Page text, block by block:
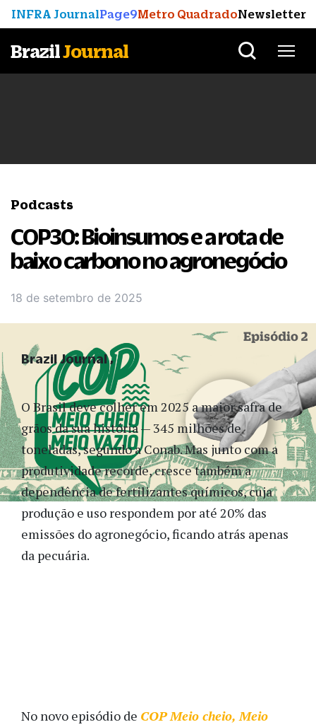
INFRA JournalPage9Metro QuadradoNewsletter
BrazilJournal
Podcasts
COP30: Bioinsumos e a rota de
baixo carbono no agronegócio
18 de setembro de 2025
O Brasil deve colher em 2025 a maior safra de
grãos da sua história — 345 milhões de
toneladas, segundo a Conab. Mas junto com a
produtividade recorde, cresce também a
dependência de fertilizantes químicos, cuja
produção e uso respondem por até 20% das
emissões do agronegócio, ficando atrás apenas
da pecuária.
No novo episódio de COP Meio cheio, Meio
Brazil Journal